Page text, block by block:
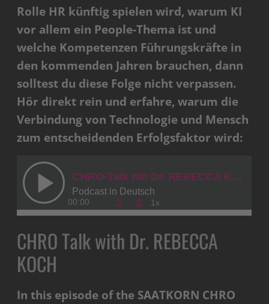
Rolle HR künftig spielen wird, warum KI
vor allem ein People-Thema ist und
welche Kompetenzen Führungskräfte in
den kommenden Jahren brauchen, dann
solltest du diese Folge nicht verpassen.
Hör direkt rein und erfahre, warum die
Verbindung von Technologie und Mensch
zum entscheidenden Erfolgsfaktor wird:
CHRO Talk with Dr. REBECCA
KOCH
In this episode of the SAATKORN CHRO